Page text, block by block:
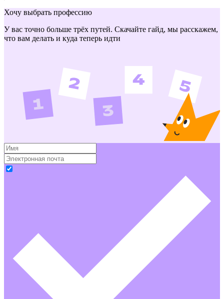
Хочу выбрать профессию
У вас точно больше трёх путей. Скачайте гайд, мы расскажем,
что вам делать и куда теперь идти